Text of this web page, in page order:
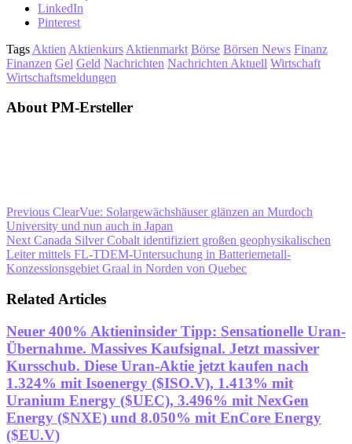
LinkedIn
Pinterest
Tags Aktien Aktienkurs Aktienmarkt Börse Börsen News Finanz
Finanzen Gel Geld Nachrichten Nachrichten Aktuell Wirtschaft
Wirtschaftsmeldungen
About PM-Ersteller
Previous ClearVue: Solargewächshäuser glänzen an Murdoch
University und nun auch in Japan
Next Canada Silver Cobalt identifiziert großen geophysikalischen
Leiter mittels FL-TDEM-Untersuchung in Batteriemetall-
Konzessionsgebiet Graal in Norden von Quebec
Related Articles
Neuer 400% Aktieninsider Tipp: Sensationelle Uran-
Übernahme. Massives Kaufsignal. Jetzt massiver
Kursschub. Diese Uran-Aktie jetzt kaufen nach
1.324% mit Isoenergy ($ISO.V), 1.413% mit
Uranium Energy ($UEC), 3.496% mit NexGen
Energy ($NXE) und 8.050% mit EnCore Energy
($EU.V)